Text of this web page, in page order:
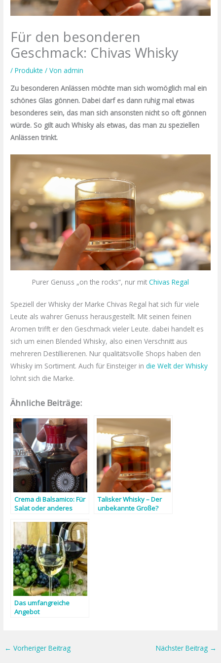
Für den besonderen
Geschmack: Chivas Whisky
/Produkte / Vonadmin
Zu besonderen Anlässen möchte man sich womöglich mal ein
schönes Glas gönnen. Dabei darf es dann ruhig mal etwas
besonderes sein, das man sich ansonsten nicht so oft gönnen
würde. So gilt auch Whisky als etwas, das man zu speziellen
Anlässen trinkt.
Purer Genuss „on the rocks“, nur mit Chivas Regal
Speziell der Whisky der Marke Chivas Regal hat sich für viele
Leute als wahrer Genuss herausgestellt. Mit seinen feinen
Aromen trifft er den Geschmack vieler Leute. dabei handelt es
sich um einen Blended Whisky, also einen Verschnitt aus
mehreren Destillierenen. Nur qualitätsvolle Shops haben den
Whisky im Sortiment. Auch für Einsteiger indie Welt der Whisky
lohnt sich die Marke.
Ähnliche Beiträge:
Crema di Balsamico: Für
Salat oder anderes
Talisker Whisky – Der
unbekannte Große?
Das umfangreiche
Angebot
← Vorheriger Beitrag Nächster Beitrag →